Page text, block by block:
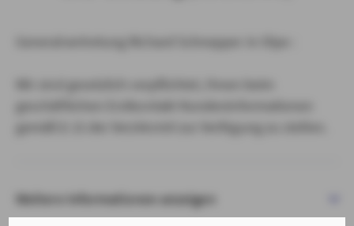
Weitere Informationen anzeigen